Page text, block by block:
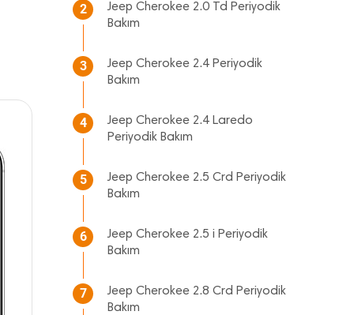
2
Jeep Cherokee 2.0 Td Periyodik
Bakım
3
Jeep Cherokee 2.4 Periyodik
Bakım
4
Jeep Cherokee 2.4 Laredo
Periyodik Bakım
5
Jeep Cherokee 2.5 Crd Periyodik
Bakım
6
Jeep Cherokee 2.5 i Periyodik
Bakım
7
Jeep Cherokee 2.8 Crd Periyodik
Bakım